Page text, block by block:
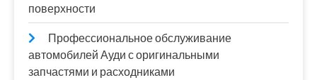
поверхности
Профессиональное обслуживание
автомобилей Ауди с оригинальными
запчастями и расходниками